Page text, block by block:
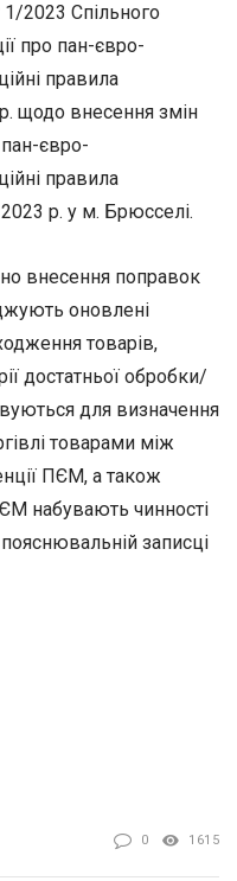
2023 Спільного
про пан-євро-
правила
щодо внесення змін
євро-
правила
р. у м. Брюсселі.
внесення поправок
оновлені
товарів,
достатньої обробки/
для визначення
товарами між
ПЄМ, а також
набувають чинності
записці
0 1615